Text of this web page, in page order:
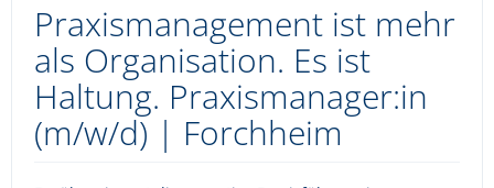
Praxismanagement ist mehr
als Organisation. Es ist
Haltung. Praxismanager:in
(m/w/d) | Forchheim